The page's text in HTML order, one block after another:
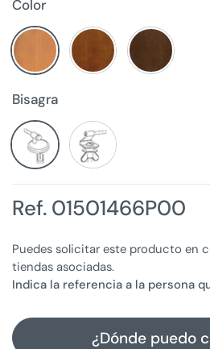
Color
Bisagra
Ref. 01501466P00
Puedes solicitar este producto en
tiendas asociadas.
Indica la referencia a la persona
¿Dónde puedo